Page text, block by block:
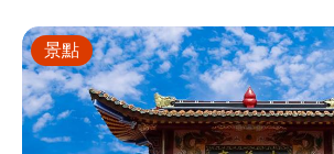
景點